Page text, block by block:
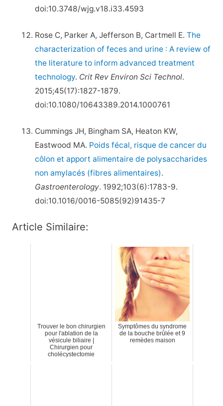
doi:10.3748/wjg.v18.i33.4593
Rose C, Parker A, Jefferson B, Cartmell E.The
characterization of feces and urine : A review of
the literature to inform advanced treatment
technology. Crit Rev Environ Sci Technol.
2015;45(17):1827-1879.
doi:10.1080/10643389.2014.1000761
Cummings JH, Bingham SA, Heaton KW,
Eastwood MA. Poids fécal, risque de cancer du
côlon et apport alimentaire de polysaccharides
non amylacés (fibres alimentaires).
Gastroenterology. 1992;103(6):1783-9.
doi:10.1016/0016-5085(92)91435-7
Article Similaire:
Trouver le bon chirurgien
pour l'ablation de la
vésicule biliaire |
Chirurgien pour
cholécystectomie
Symptômes du syndrome
de la bouche brûlée et 9
remèdes maison